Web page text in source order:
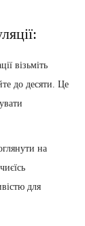
візьміть
до десяти. Це
на
для